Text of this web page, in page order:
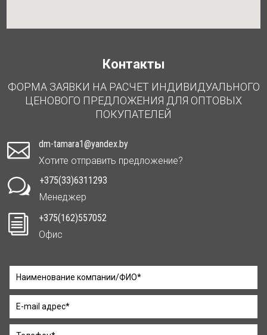
Контакты
ФОРМА ЗАЯВКИ НА РАСЧЕТ ИНДИВИДУАЛЬНОГО
ЦЕНОВОГО ПРЕДЛОЖЕНИЯ ДЛЯ ОПТОВЫХ
ПОКУПАТЕЛЕЙ

dm-tamara1@yandex.by
Хотите отправить предложение?
w
+375(33)6311293
Менеджер
i
+375(162)557052
Офис